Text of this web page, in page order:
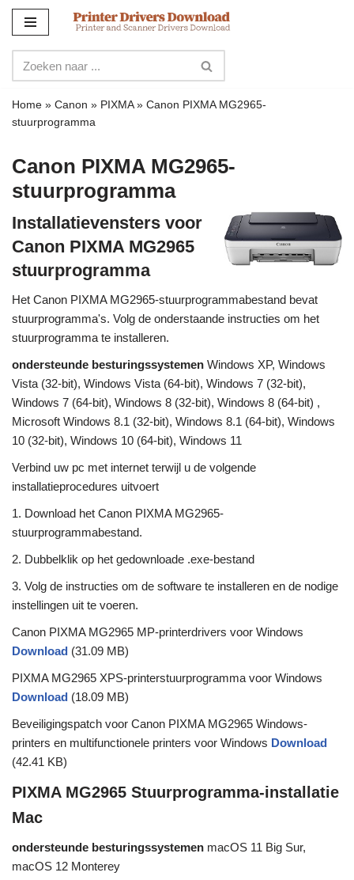
naar
de
inhoud
Home » Canon » PIXMA» Canon PIXMA MG2965-
stuurprogramma
Canon PIXMA MG2965-
stuurprogramma
Installatievensters voor
Canon PIXMA MG2965
stuurprogramma
Het Canon PIXMA MG2965-stuurprogrammabestand bevat
stuurprogramma's. Volg de onderstaande instructies om het
stuurprogramma te installeren.
ondersteunde besturingssystemen Windows XP, Windows
Vista (32-bit), Windows Vista (64-bit), Windows 7 (32-bit),
Windows 7 (64-bit), Windows 8 (32-bit), Windows 8 (64-bit) ,
Microsoft Windows 8.1 (32-bit), Windows 8.1 (64-bit), Windows
10 (32-bit), Windows 10 (64-bit), Windows 11
Verbind uw pc met internet terwijl u de volgende
installatieprocedures uitvoert
1. Download het Canon PIXMA MG2965-
stuurprogrammabestand.
2. Dubbelklik op het gedownloade .exe-bestand
3. Volg de instructies om de software te installeren en de nodige
instellingen uit te voeren.
Canon PIXMA MG2965 MP-printerdrivers voor Windows
Download (31.09 MB)
PIXMA MG2965 XPS-printerstuurprogramma voor Windows
Download (18.09 MB)
Beveiligingspatch voor Canon PIXMA MG2965 Windows-
printers en multifunctionele printers voor Windows Download
(42.41 KB)
PIXMA MG2965 Stuurprogramma-installatie
Mac
ondersteunde besturingssystemen macOS 11 Big Sur,
macOS 12 Monterey